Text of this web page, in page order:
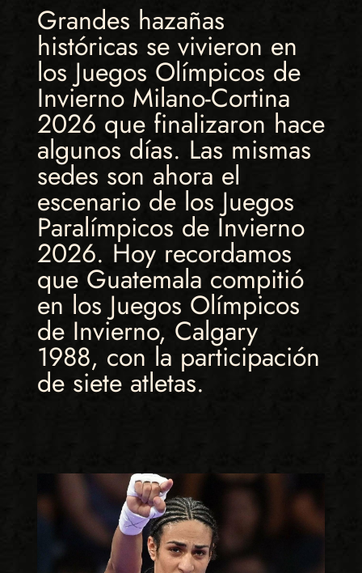
Grandes hazañas
históricas se vivieron en
los Juegos Olímpicos de
Invierno Milano-Cortina
2026 que finalizaron hace
algunos días. Las mismas
sedes son ahora el
escenario de los Juegos
Paralímpicos de Invierno
2026. Hoy recordamos
que Guatemala compitió
en los Juegos Olímpicos
de Invierno, Calgary
1988, con la participación
de siete atletas.